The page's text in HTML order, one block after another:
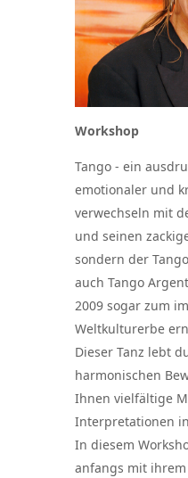
Workshop
Tango - ein
emotionaler und
verwechseln mit
und seinen
sondern der
auch Tango
2009 sogar zum
Weltkulturerbe
Dieser Tanz lebt
harmonischen
Ihnen vielfältige
Interpretationen
In diesem
anfangs mit